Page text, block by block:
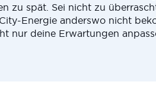
zu spät. Sei nicht zu
Energie anderswo nicht
nur deine Erwartungen